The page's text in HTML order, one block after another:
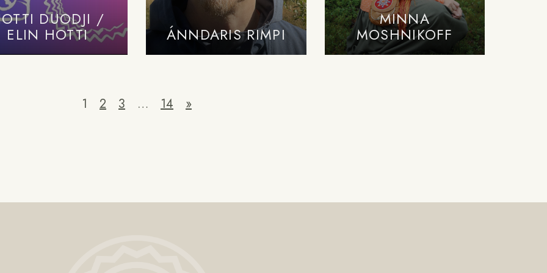
DUODJI /
ELIN HOTTI ÁNNDARIS RIMPI
MINNA
MOSHNIKOFF
1 2 3 … 14 »